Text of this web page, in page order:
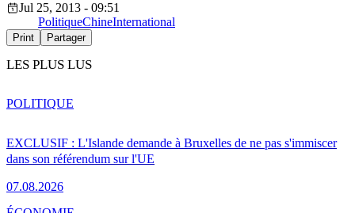
Jul 25, 2013 - 09:51
PolitiqueChineInternational
Print Partager
LES PLUS LUS
EXCLUSIF : L'Islande demande à Bruxelles de ne pas s'immiscer
dans son référendum sur l'UE
07.08.2026
POLITIQUE